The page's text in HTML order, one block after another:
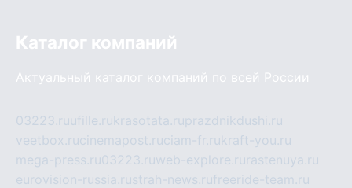
Каталог компаний
Актуальный каталог компаний по всей России
03223.ruufille.rukrasotata.ruprazdnikdushi.ru
veetbox.rucinemapost.ruciam-fr.rukraft-you.ru
mega-press.ru03223.ruweb-explore.ru rastenuya.ru
eurovision-russia.rustrah-news.rufreeride-team.ru